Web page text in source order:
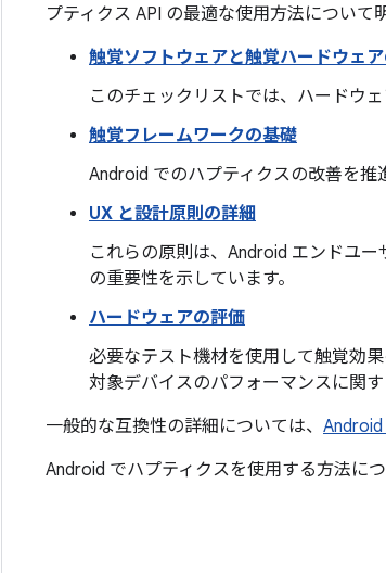
プティクス API の最適な使用方法について
触覚ソフトウェアと触覚ハードウェ
このチェックリストでは、ハードウ
触覚フレームワークの基礎
Android でのハプティクスの改善を推
UX と設計原則の詳細
これらの原則は、Android エンドユ
の重要性を示しています。
ハードウェアの評価
必要なテスト機材を使用して触覚効
対象デバイスのパフォーマンスに関
一般的な互換性の詳細については、
Android でハプティクスを使用する方法につ